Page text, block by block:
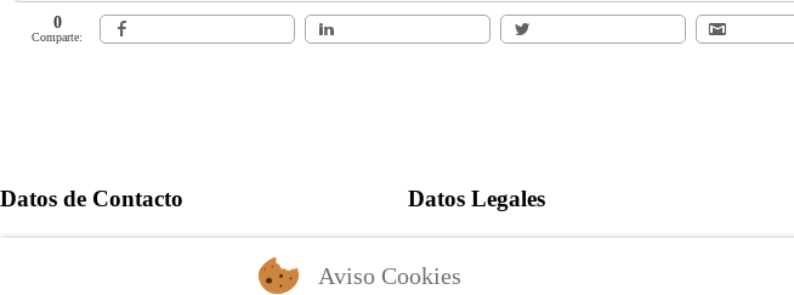
0
Comparte:
Datos de Contacto
+57 311 8666327 - 323 6964227
Datos Legales
Autorización de tratamiento de datos personales
Aviso Cookies